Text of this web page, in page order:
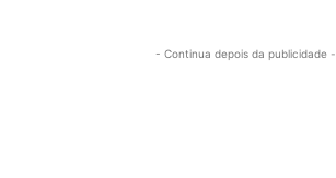
- Continua depois da publicidade -